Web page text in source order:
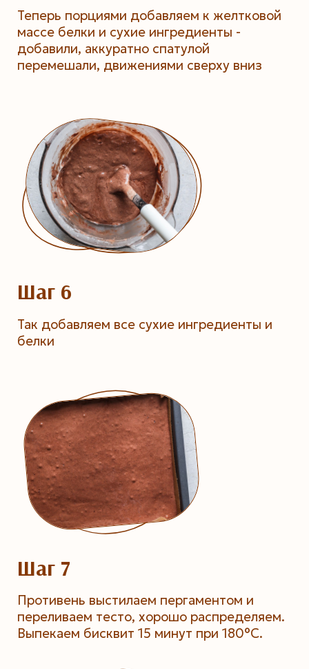
Теперь порциями добавляем к желтковой
массе белки и сухие ингредиенты -
добавили, аккуратно спатулой
перемешали, движениями сверху вниз
Шаг 6
Так добавляем все сухие ингредиенты и
белки
Шаг 7
Противень выстилаем пергаментом и
переливаем тесто, хорошо распределяем.
Выпекаем бисквит 15 минут при 180°C.